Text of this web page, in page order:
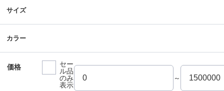
サイズ
カラー
価格
セー
ル品
のみ
表示
～